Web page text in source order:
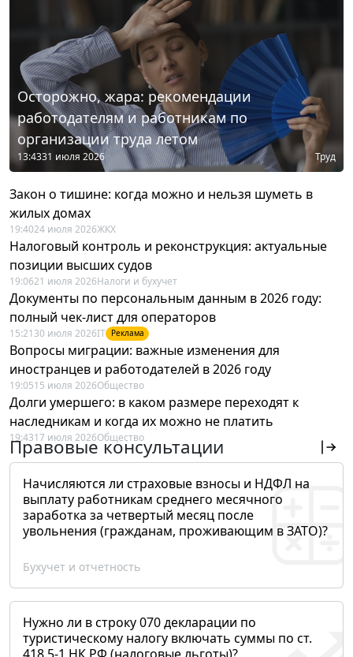
Осторожно, жара: рекомендации
работодателям и работникам по
организации труда летом
13:4331 июля 2026 Труд
Закон о тишине: когда можно и нельзя шуметь в
жилых домах
19:4024 июля 2026ЖКХ
Налоговый контроль и реконструкция: актуальные
позиции высших судов
19:0621 июля 2026Налоги и бухучет
Документы по персональным данным в 2026 году:
полный чек-лист для операторов
15:21 30 июля 2026IT Реклама
Вопросы миграции: важные изменения для
иностранцев и работодателей в 2026 году
19:0515 июля 2026Общество
Долги умершего: в каком размере переходят к
наследникам и когда их можно не платить
19:4317 июля 2026Общество
Правовые консультации
Начисляются ли страховые взносы и НДФЛ на
выплату работникам среднего месячного
заработка за четвертый месяц после
увольнения (гражданам, проживающим в ЗАТО)?
Бухучет и отчетность
Нужно ли в строку 070 декларации по
туристическому налогу включать суммы по ст.